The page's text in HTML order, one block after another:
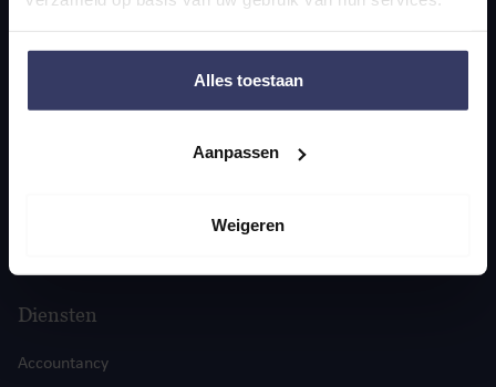
Alles toestaan
Aanpassen
Weigeren
Diensten
Accountancy